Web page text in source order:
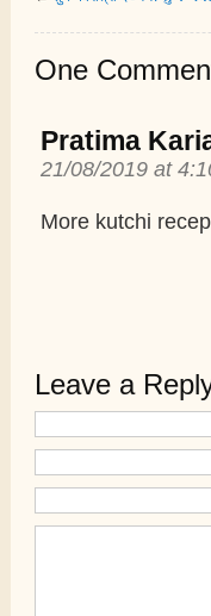
One
Pratima
21/08/2019 at
More kutchi
Leave a